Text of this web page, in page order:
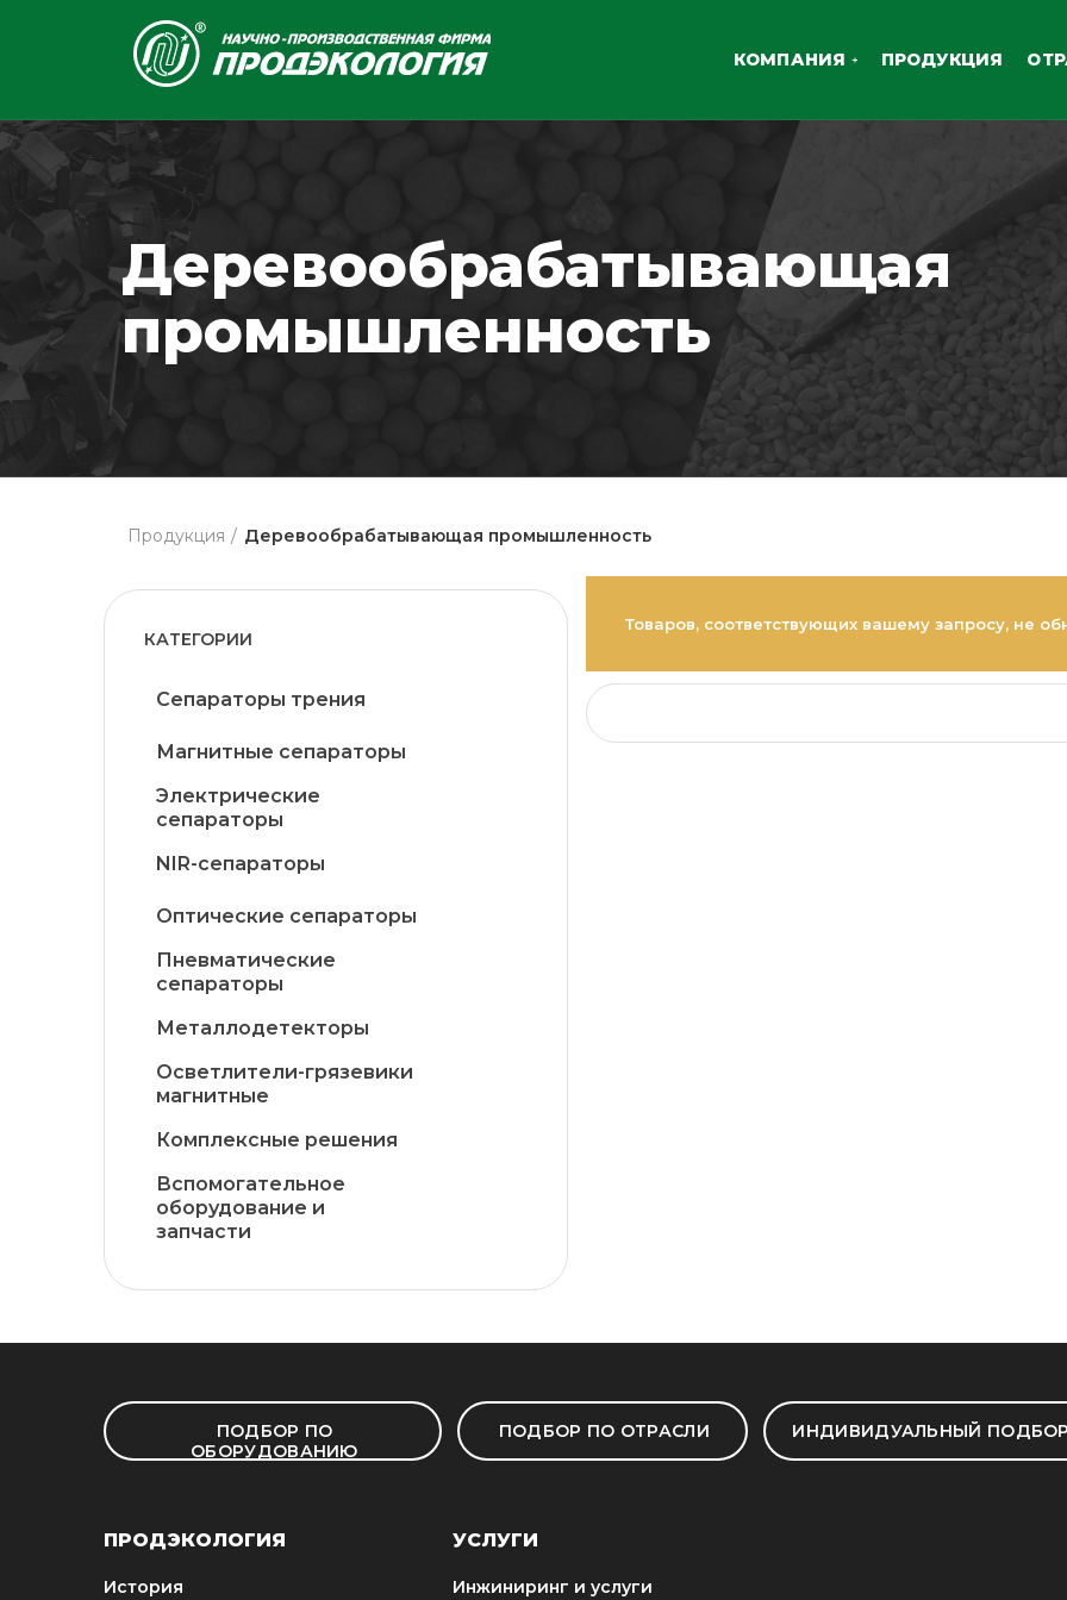
КОМПАНИЯ ПРОДУКЦИЯ
Деревообрабатывающая
промышленность
КАТЕГОРИИ
Сепараторы трения
Магнитные сепараторы
Электрические
сепараторы
NIR-сепараторы
Оптические сепараторы
Пневматические
сепараторы
Металлодетекторы
Осветлители-грязевики
магнитные
Комплексные решения
Вспомогательное
оборудование и
запчасти
Продукция Деревообрабатывающая промышленность
Товаров, соответствующих вашему запросу, не
ПОДБОР ПО
ОБОРУДОВАНИЮ
ПОДБОР ПО ОТРАСЛИ ИНДИВИДУАЛЬНЫЙ ПОДБОР
ПРОДЭКОЛОГИЯ
История
УСЛУГИ
Инжиниринг и услуги